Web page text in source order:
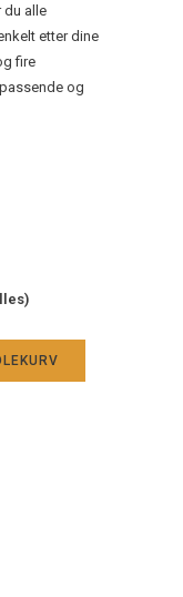
du alle
etter dine
fire
og